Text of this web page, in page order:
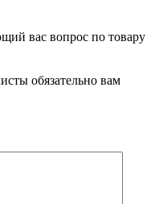
вас вопрос по товару
обязательно вам